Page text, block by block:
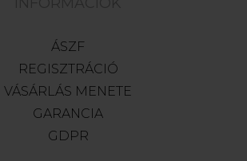
ÁSZF
REGISZTRÁCIÓ
VÁSÁRLÁS MENETE
GARANCIA
GDPR